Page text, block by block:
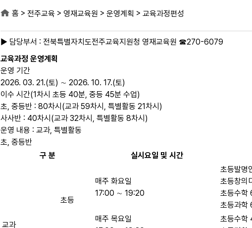
홈 > 전주교육 > 영재교육원 > 운영계획 > 교육과정편성
▶ 담당부서 : 전북특별자치도전주교육지원청 영재교육원 ☎270-6079
교육과정 운영계획
운영 기간
2026. 03. 21.(토) ∼ 2026. 10. 17.(토)
이수 시간(1차시 초등 40분, 중등 45분 수업)
초, 중등반 : 80차시(교과 59차시, 특별활동 21차시)
사사반 : 40차시(교과 32차시, 특별활동 8차시)
운영 내용 : 교과, 특별활동
초, 중등반
구 분
실시요일 및 시간
교과
초등
매주 화요일
17:00 ∼ 19:20
초등발명
초등창의
초등수학
초등과학
매주 목요일
초등수학